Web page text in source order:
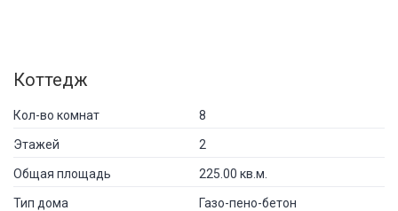
Коттедж
Кол-во комнат 8
Этажей 2
Общая площадь 225.00 кв.м.
Тип дома Газо-пено-бетон